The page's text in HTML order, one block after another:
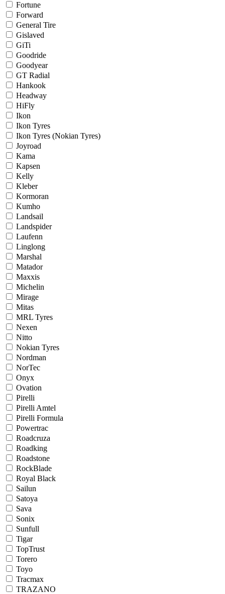
Fortune
Forward
General Tire
Gislaved
GiTi
Goodride
Goodyear
GT Radial
Hankook
Headway
HiFly
Ikon
Ikon Tyres
Ikon Tyres (Nokian Tyres)
Joyroad
Kama
Kapsen
Kelly
Kleber
Kormoran
Kumho
Landsail
Landspider
Laufenn
Linglong
Marshal
Matador
Maxxis
Michelin
Mirage
Mitas
MRL Tyres
Nexen
Nitto
Nokian Tyres
Nordman
NorTec
Onyx
Ovation
Pirelli
Pirelli Amtel
Pirelli Formula
Powertrac
Roadcruza
Roadking
Roadstone
RockBlade
Royal Black
Sailun
Satoya
Sava
Sonix
Sunfull
Tigar
TopTrust
Torero
Toyo
Tracmax
TRAZANO